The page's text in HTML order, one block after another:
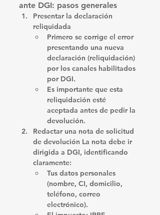
ante DGI: pasos generales
Presentar la declaración
reliquidada
Primero se corrige el error
presentando una nueva
declaración (reliquidación)
por los canales habilitados
por DGI.
Es importante que esta
reliquidación esté
aceptada antes de pedir la
devolución.
Redactar una nota de solicitud
de devolución La nota debe ir
dirigida a DGI, identificando
claramente:
Tus datos personales
(nombre, CI, domicilio,
teléfono, correo
electrónico).